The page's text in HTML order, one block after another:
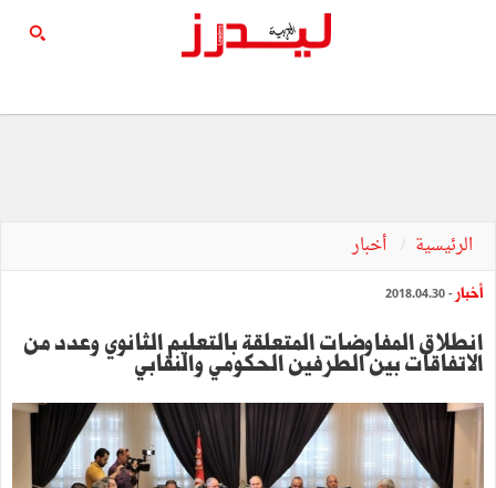
الرئيسية أخبار
أخبار - 2018.04.30
انطلاق المفاوضات المتعلقة بالتعليم الثانوي وعدد من
الاتفاقات بين الطرفين الحكومي والنقابي